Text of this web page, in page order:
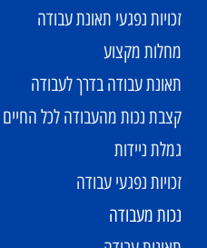
זכויות נפגעי תאונת עבודה
מחלות מקצוע
תאונת עבודה בדרך לעבודה
קצבת נכות מהעבודה לכל החיים
גמלת ניידות
זכויות נפגעי עבודה
נכות מעבודה